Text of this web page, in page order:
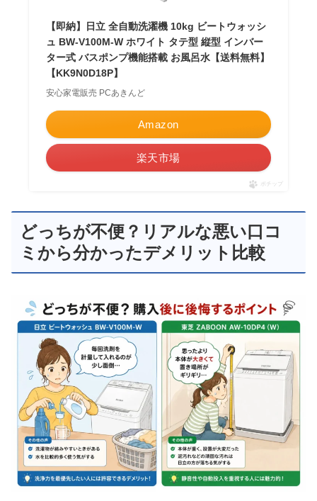
【即納】日立 全自動洗濯機 10kg ビートウォッシ
ュ BW-V100M-W ホワイト タテ型 縦型 インバー
ター式 バスポンプ機能搭載 お風呂水【送料無料】
【KK9N0D18P】
安心家電販売 PCあきんど
Amazon
楽天市場
ポチップ
どっちが不便？リアルな悪い口コ
ミから分かったデメリット比較